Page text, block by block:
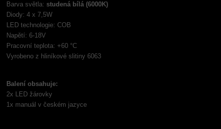
Barva světla:studená bílá (6000K)
Diody: 4 x 7,5W
LED technologie: COB
Napětí: 6-18V
Pracovní teplota: +60 °C
Vyrobeno z hliníkové slitiny 6063
Balení obsahuje:
2x LED žárovky
1x manuál v českém jazyce